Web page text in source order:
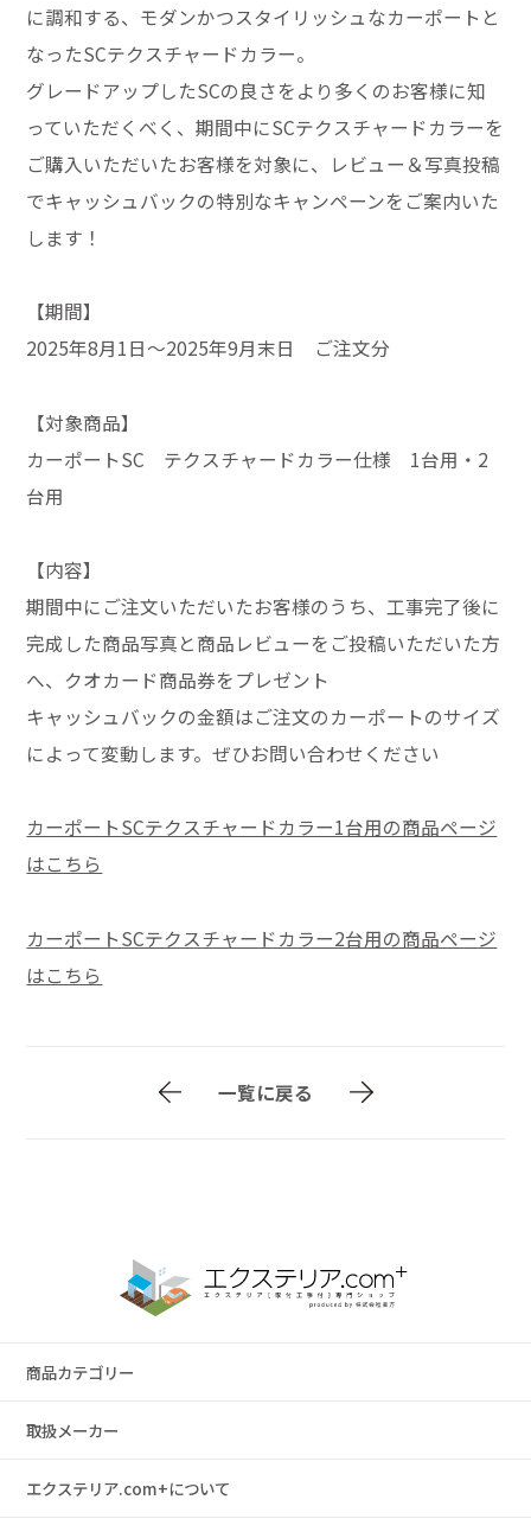
に調和する、モダンかつスタイリッシュなカーポートと
なったSCテクスチャードカラー。
グレードアップしたSCの良さをより多くのお客様に知
っていただくべく、期間中にSCテクスチャードカラーを
ご購入いただいたお客様を対象に、レビュー＆写真投稿
でキャッシュバックの特別なキャンペーンをご案内いた
します！
【期間】
2025年8月1日～2025年9月末日 ご注文分
【対象商品】
カーポートSC テクスチャードカラー仕様 1台用・2
台用
【内容】
期間中にご注文いただいたお客様のうち、工事完了後に
完成した商品写真と商品レビューをご投稿いただいた方
へ、クオカード商品券をプレゼント
キャッシュバックの金額はご注文のカーポートのサイズ
によって変動します。ぜひお問い合わせください
カーポートSCテクスチャードカラー1台用の商品ページ
はこちら
カーポートSCテクスチャードカラー2台用の商品ページ
はこちら
一覧に戻る
商品カテゴリー
取扱メーカー
エクステリア.com+について